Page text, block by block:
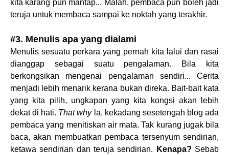
kita karang pun mantap... Malah, pembaca pun boleh jadi
teruja untuk membaca sampai ke noktah yang terakhir.
#3. Menulis apa yang dialami
Menulis sesuatu perkara yang pernah kita lalui dan rasai
dianggap sebagai suatu pengalaman. Bila kita
berkongsikan mengenai pengalaman sendiri... Cerita
menjadi lebih menarik kerana bukan direka. Bait-bait kata
yang kita pilih, ungkapan yang kita kongsi akan lebih
dekat di hati. That whyla, kekadang sesetengah blog ada
pembaca yang menitiskan air mata. Tak kurang jugak bila
baca, akan membuatkan pembaca tersenyum sendirian,
ketawa sendirian dan teruja sendirian.
Kenapa? Sebab